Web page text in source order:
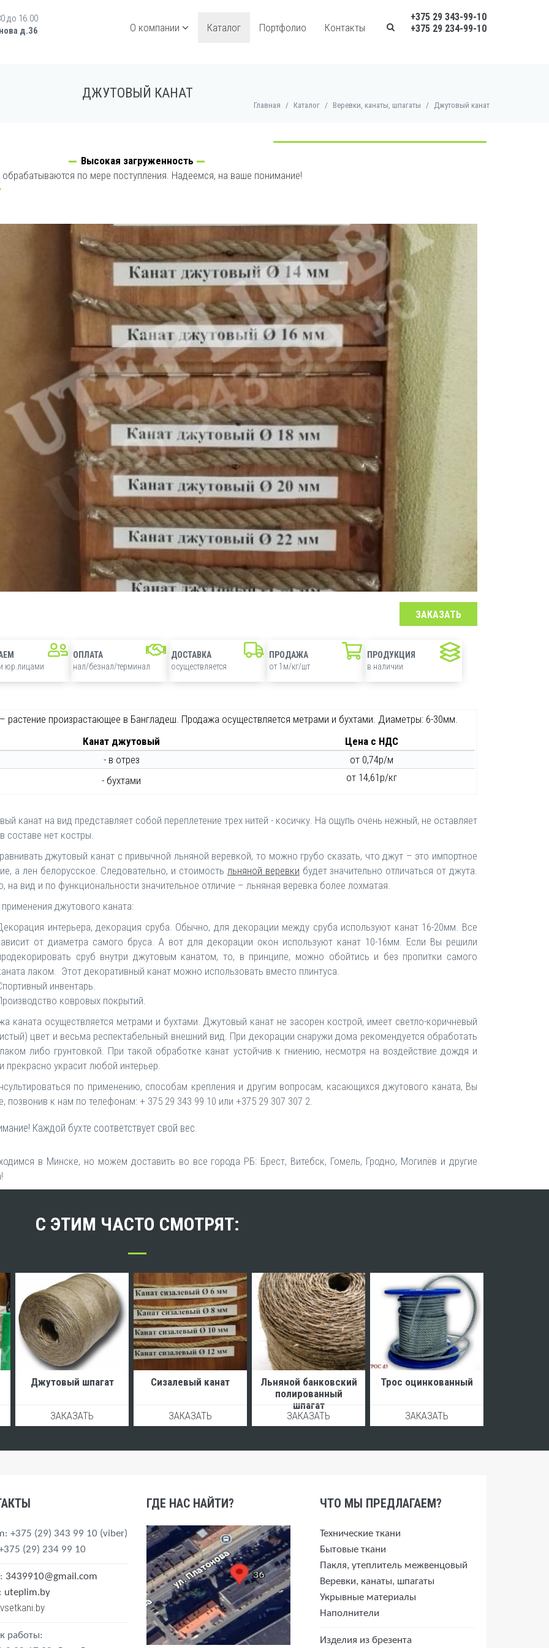
до 16.00
д.36
О компании Каталог Портфолио Контакты
+375 29 343-99-10
+375 29 234-99-10
ДЖУТОВЫЙ КАНАТ
Главная / Каталог / Веревки, канаты, шпагаты / Джутовый канат
Высокая загруженность
обрабатываются по мере поступления. Надеемся, на ваше понимание!
ЗАКАЗАТЬ
юр.лицами
ОПЛАТА
нал/безнал/терминал
ДОСТАВКА
осуществляется
ПРОДАЖА
от 1м/кг/шт
ПРОДУКЦИЯ
в наличии
растение произрастающее в Бангладеш. Продажа осуществляется метрами и бухтами. Диаметры: 6-30мм.
Канат джутовый
Цена с НДС
- в отрез
от 0,74р/м
- бухтами
от 14,61р/кг
канат на вид представляет собой переплетение трех нитей - косичку. На ощупь очень нежный, не оставляет
составе нет костры.
джутовый канат с привычной льняной веревкой, то можно грубо сказать, что джут – это импортное
а лен белорусское. Следовательно, и стоимость льняной веревки будет значительно отличаться от джута.
на вид и по функциональности значительное отличие – льняная веревка более лохматая.
джутового каната:
интерьера, декорация сруба. Обычно, для декорации между сруба используют канат 16-20мм. Все
от диаметра самого бруса. А вот для декорации окон используют канат 10-16мм. Если Вы решили
сруб внутри джутовым канатом, то, в принципе, можно обойтись и без пропитки самого
лаком. Этот декоративный канат можно использовать вместо плинтуса.
инвентарь.
ковровых покрытий.
каната осуществляется метрами и бухтами. Джутовый канат не засорен кострой, имеет светло-коричневый
цвет и весьма респектабельный внешний вид. При декорации снаружи дома рекомендуется обработать
либо грунтовкой. При такой обработке канат устойчив к гниению, несмотря на воздействие дождя и
прекрасно украсит любой интерьер.
по применению, способам крепления и другим вопросам, касающихся джутового каната, Вы
позвонив к нам по телефонам: + 375 29 343 99 10 или +375 29 307 307 2.
Каждой бухте соответствует свой вес.
в Минске, но можем доставить во все города РБ: Брест, Витебск, Гомель, Гродно, Могилёв и другие
С ЭТИМ ЧАСТО СМОТРЯТ:
Джутовый шпагат
ЗАКАЗАТЬ
Сизалевый канат
ЗАКАЗАТЬ
Льняной банковский
полированный
шпагат
ЗАКАЗАТЬ
Трос оцинкованный
ЗАКАЗАТЬ
: +375 (29) 343 99 10 (viber)
(29) 234 99 10
3439910@gmail.com
uteplim.by
vsetkani.by
работы:
ГДЕ НАС НАЙТИ? ЧТО МЫ ПРЕДЛАГАЕМ?
Технические ткани
Бытовые ткани
Пакля, утеплитель межвенцовый
Веревки, канаты, шпагаты
Укрывные материалы
Наполнители
Изделия из брезента